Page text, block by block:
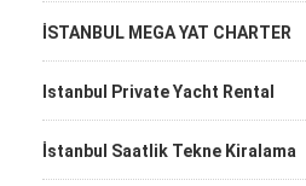
İSTANBUL MEGA YAT CHARTER
Istanbul Private Yacht Rental
İstanbul Saatlik Tekne Kiralama